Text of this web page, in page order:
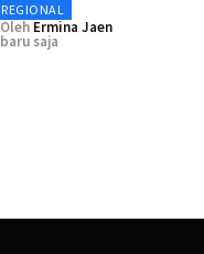
REGIONAL
Oleh Ermina Jaen
baru saja